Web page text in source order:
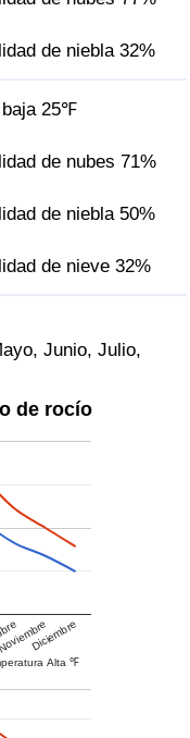
de niebla 32%
baja 25℉
de nubes 71%
de niebla 50%
de nieve 32%
Junio, Julio,
de rocío
Alta ℉
Diciembre